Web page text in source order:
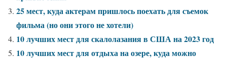
25 мест, куда актерам пришлось поехать для съемок
фильма (но они этого не хотели)
10 лучших мест для скалолазания в США на 2023 год
10 лучших мест для отдыха на озере, куда можно